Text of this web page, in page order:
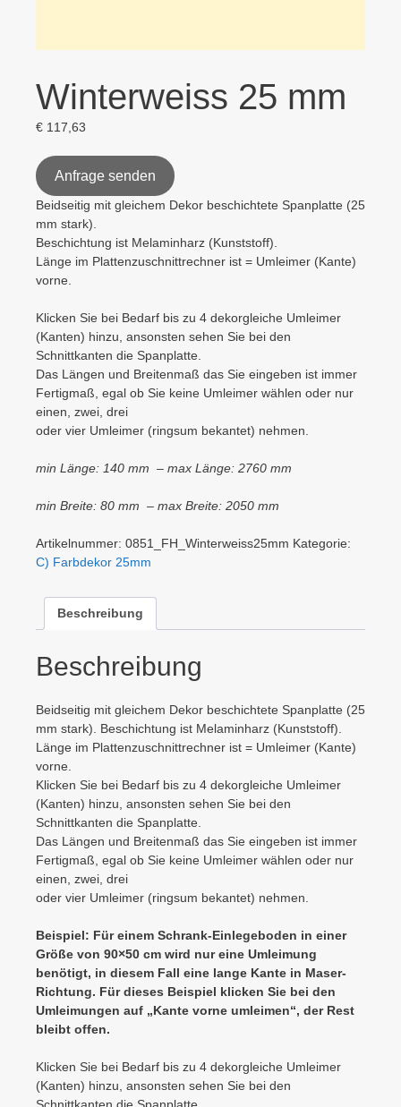
Winterweiss 25 mm
€ 117,63
Anfrage senden
Beidseitig mit gleichem Dekor beschichtete Spanplatte (25
mm stark).
Beschichtung ist Melaminharz (Kunststoff).
Länge im Plattenzuschnittrechner ist = Umleimer (Kante)
vorne.
Klicken Sie bei Bedarf bis zu 4 dekorgleiche Umleimer
(Kanten) hinzu, ansonsten sehen Sie bei den
Schnittkanten die Spanplatte.
Das Längen und Breitenmaß das Sie eingeben ist immer
Fertigmaß, egal ob Sie keine Umleimer wählen oder nur
einen, zwei, drei
oder vier Umleimer (ringsum bekantet) nehmen.
min Länge: 140 mm – max Länge: 2760 mm
min Breite: 80 mm – max Breite: 2050 mm
Artikelnummer: 0851_FH_Winterweiss25mm Kategorie:
C) Farbdekor 25mm
Beschreibung
Beschreibung
Beidseitig mit gleichem Dekor beschichtete Spanplatte (25
mm stark). Beschichtung ist Melaminharz (Kunststoff).
Länge im Plattenzuschnittrechner ist = Umleimer (Kante)
vorne.
Klicken Sie bei Bedarf bis zu 4 dekorgleiche Umleimer
(Kanten) hinzu, ansonsten sehen Sie bei den
Schnittkanten die Spanplatte.
Das Längen und Breitenmaß das Sie eingeben ist immer
Fertigmaß, egal ob Sie keine Umleimer wählen oder nur
einen, zwei, drei
oder vier Umleimer (ringsum bekantet) nehmen.
Beispiel: Für einem Schrank-Einlegeboden in einer
Größe von 90×50 cm wird nur eine Umleimung
benötigt, in diesem Fall eine lange Kante in Maser-
Richtung. Für dieses Beispiel klicken Sie bei den
Umleimungen auf „Kante vorne umleimen“, der Rest
bleibt offen.
Klicken Sie bei Bedarf bis zu 4 dekorgleiche Umleimer
(Kanten) hinzu, ansonsten sehen Sie bei den
Schnittkanten die Spanplatte.